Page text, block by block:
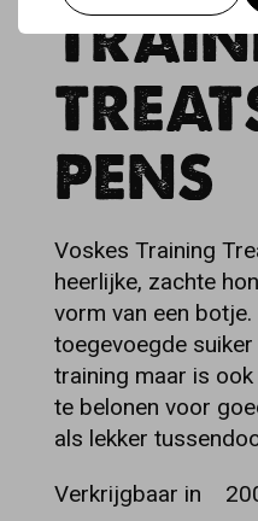
PENS
Voskes Training
heerlijke, zachte
vorm van een
toegevoegde
training maar is
te belonen voor
als lekker
Verkrijgbaar in